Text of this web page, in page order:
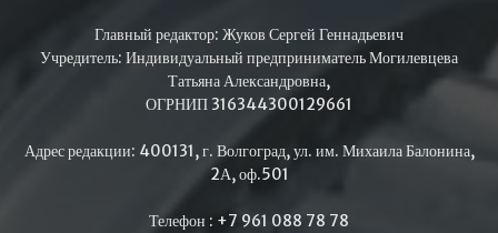
Главный редактор: Жуков Сергей Геннадьевич
Учредитель: Индивидуальный предприниматель Могилевцева
Татьяна Александровна,
ОГРНИП 316344300129661
Адрес редакции: 400131, г. Волгоград, ул. им. Михаила Балонина,
2А, оф.501
Телефон : +7 961 088 78 78